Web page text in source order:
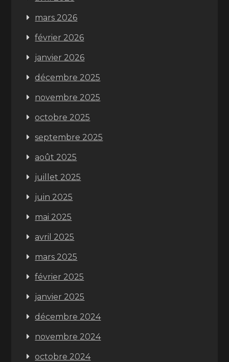
mars 2026
février 2026
janvier 2026
décembre 2025
novembre 2025
octobre 2025
septembre 2025
août 2025
juillet 2025
juin 2025
mai 2025
avril 2025
mars 2025
février 2025
janvier 2025
décembre 2024
novembre 2024
octobre 2024